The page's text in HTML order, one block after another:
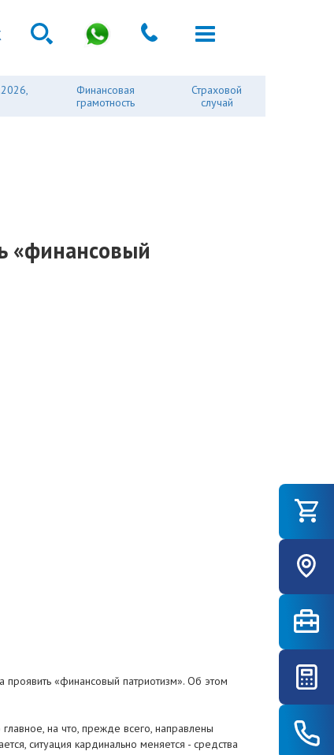
Финансовая
грамотность
Страховой
случай
«финансовый
«финансовый патриотизм». Об этом
на что, прежде всего, направлены
ситуация кардинально меняется - средства